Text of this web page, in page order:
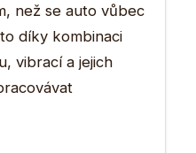
než se auto vůbec
díky kombinaci
vibrací a jejich